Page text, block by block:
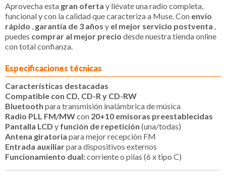
Aprovecha esta gran oferta y llévate una radio completa,
funcional y con la calidad que caracteriza a Muse. Con envío
rápido , garantía de 3 años y el mejor servicio postventa ,
puedes comprar al mejor precio desde nuestra tienda online
con total confianza.
Especificaciones técnicas
Características destacadas
Compatible con CD, CD-R y CD-RW
Bluetooth para transmisión inalámbrica de música
Radio PLL FM/MWcon 20+10 emisoras preestablecidas
Pantalla LCD y función de repetición (una/todas)
Antena giratoria para mejor recepción FM
Entrada auxiliarpara dispositivos externos
Funcionamiento dual:corriente o pilas (6 x tipo C)